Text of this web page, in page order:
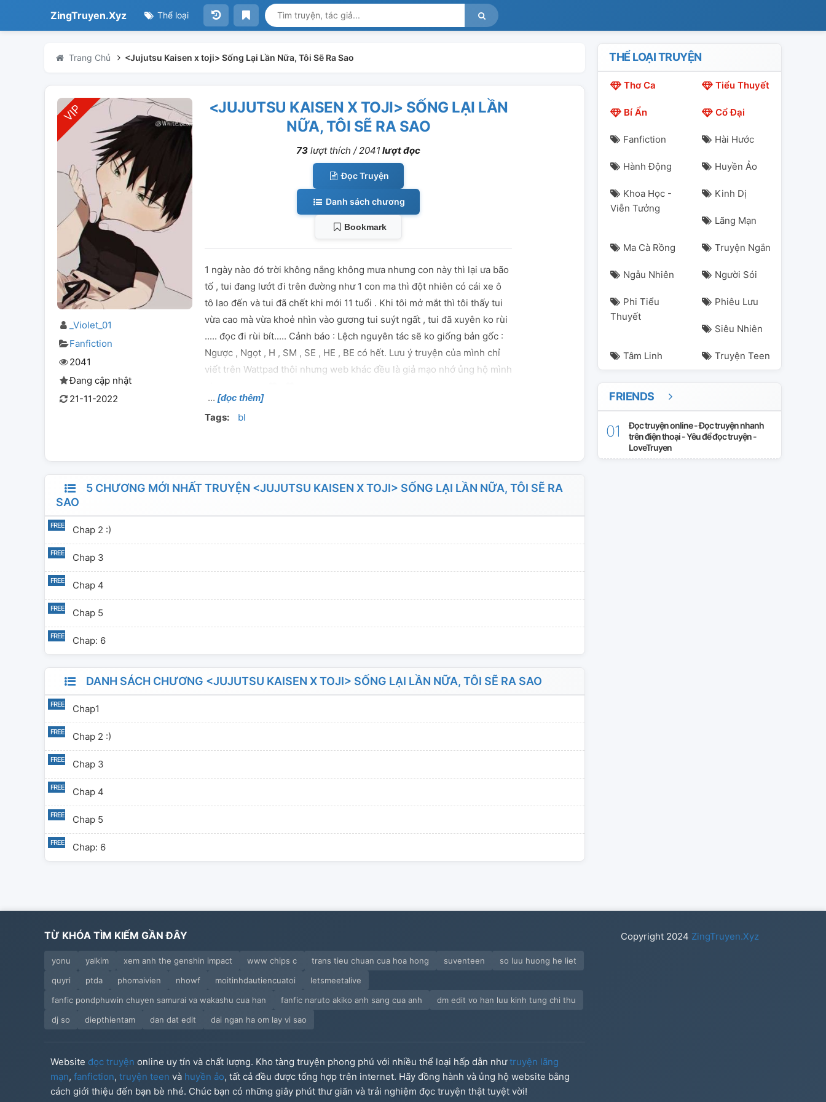
ZingTruyen.Xyz Thể loại
Trang Chủ <Jujutsu Kaisen x toji> Sống Lại Lần Nữa, Tôi Sẽ Ra Sao
_Violet_01
Fanfiction
2041
Đang cập nhật
21-11-2022
<JUJUTSU KAISEN X TOJI> SỐNG LẠI LẦN
NỮA, TÔI SẼ RA SAO
73 lượt thích /2041 lượt đọc
Đọc Truyện
Danh sách chương
Bookmark
1 ngày nào đó trời không nắng không mưa nhưng con này thì lại ưa bão
tố , tui đang lướt đi trên đường như 1 con ma thì đột nhiên có cái xe ô
tô lao đến và tui đã chết khi mới 11 tuổi . Khi tôi mở mắt thì tôi thấy tui
vừa cao mà vừa khoẻ nhìn vào gương tui suýt ngất , tui đã xuyên ko rùi
..... đọc đi rùi bít..... Cảnh báo : Lệch nguyên tác sẽ ko giống bản gốc :
Ngược , Ngọt , H , SM , SE , HE , BE có hết. Lưu ý truyện của mình chỉ
viết trên Wattpad thôi nhưng web khác đều là giả mạo nhớ ủng hộ mình
[đọc thêm]
Tags: bl
5 CHƯƠNG MỚI NHẤT TRUYỆN <JUJUTSU KAISEN X TOJI> SỐNG LẠI LẦN NỮA, TÔI SẼ RA
SAO
Chap 2 :)
Chap 3
Chap 4
Chap 5
Chap: 6
DANH SÁCH CHƯƠNG <JUJUTSU KAISEN X TOJI> SỐNG LẠI LẦN NỮA, TÔI SẼ RA SAO
Chap1
Chap 2 :)
Chap 3
Chap 4
Chap 5
Chap: 6
THỂ LOẠI TRUYỆN
Thơ Ca Tiểu Thuyết
Bí Ẩn Cổ Đại
Fanfiction Hài Hước
Hành Động Huyền Ảo
Khoa Học -
Viễn Tưởng
Kinh Dị
Lãng Mạn
Ma Cà Rồng Truyện Ngắn
Ngẫu Nhiên Người Sói
Phi Tiểu
Thuyết
Phiêu Lưu
Siêu Nhiên
Tâm Linh Truyện Teen
FRIENDS
Đọc truyện online - Đọc truyện nhanh
trên điện thoại - Yêu để đọc truyện -
LoveTruyen
TỪ KHÓA TÌM KIẾM GẦN ĐÂY
yonu yalkim xem anh the genshin impact www chips c trans tieu chuan cua hoa hong suventeen
so luu huong he liet
quyri
ptda phomaivien nhowf moitinhdautiencuatoi
letsmeetalive
fanfic pondphuwin chuyen samurai va wakashu cua han
fanfic naruto akiko anh sang cua anh
dm edit vo han luu kinh tung chi thu
dj so
diepthientam dan dat edit dai ngan ha om lay vi sao
Website đọc truyện online uy tín và chất lượng. Kho tàng truyện phong phú với nhiều thể loại hấp dẫn nhưtruyện lãng
mạn, fanfiction, truyện teen và huyền ảo, tất cả đều được tổng hợp trên internet. Hãy đồng hành và ủng hộ website bằng
cách giới thiệu đến bạn bè nhé. Chúc bạn có những giây phút thư giãn và trải nghiệm đọc truyện thật tuyệt vời!
Copyright 2024 ZingTruyen.Xyz